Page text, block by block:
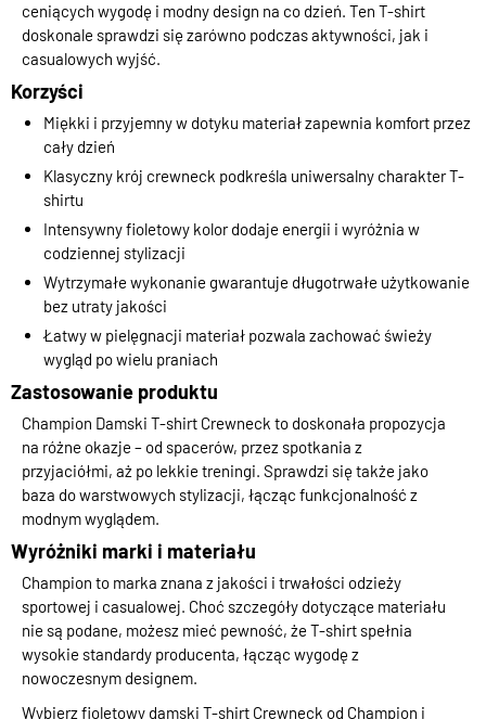
ceniących wygodę i modny design na co dzień. Ten T-shirt
doskonale sprawdzi się zarówno podczas aktywności, jak i
casualowych wyjść.
Korzyści
Miękki i przyjemny w dotyku materiał zapewnia komfort przez
cały dzień
Klasyczny krój crewneck podkreśla uniwersalny charakter T-
shirtu
Intensywny fioletowy kolor dodaje energii i wyróżnia w
codziennej stylizacji
Wytrzymałe wykonanie gwarantuje długotrwałe użytkowanie
bez utraty jakości
Łatwy w pielęgnacji materiał pozwala zachować świeży
wygląd po wielu praniach
Zastosowanie produktu
Champion Damski T-shirt Crewneck to doskonała propozycja
na różne okazje – od spacerów, przez spotkania z
przyjaciółmi, aż po lekkie treningi. Sprawdzi się także jako
baza do warstwowych stylizacji, łącząc funkcjonalność z
modnym wyglądem.
Wyróżniki marki i materiału
Champion to marka znana z jakości i trwałości odzieży
sportowej i casualowej. Choć szczegóły dotyczące materiału
nie są podane, możesz mieć pewność, że T-shirt spełnia
wysokie standardy producenta, łącząc wygodę z
nowoczesnym designem.
Wybierz fioletowy damski T-shirt Crewneck od Champion i